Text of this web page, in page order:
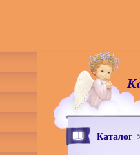
Каталог